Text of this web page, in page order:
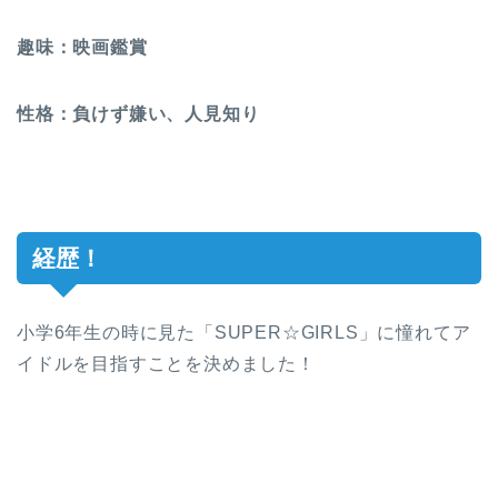
趣味：映画鑑賞
性格：負けず嫌い、人見知り
経歴！
小学6年生の時に見た「SUPER☆GIRLS」に憧れてア
イドルを目指すことを決めました！